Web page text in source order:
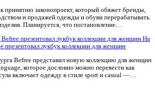
на ремонте и техническом
Быстро, качественно, с гарантией!
Forever 21
года компания Forever 21, занимающаяся
официально объявила о своем